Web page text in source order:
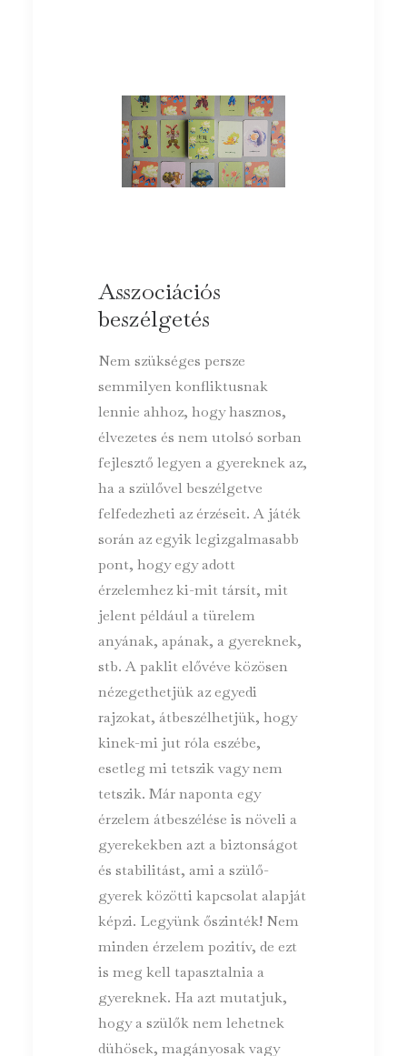
Asszociációs
beszélgetés
Nem szükséges persze
semmilyen konfliktusnak
lennie ahhoz, hogy hasznos,
élvezetes és nem utolsó sorban
fejlesztő legyen a gyereknek az,
ha a szülővel beszélgetve
felfedezheti az érzéseit. A játék
során az egyik legizgalmasabb
pont, hogy egy adott
érzelemhez ki-mit társít, mit
jelent például a türelem
anyának, apának, a gyereknek,
stb. A paklit elővéve közösen
nézegethetjük az egyedi
rajzokat, átbeszélhetjük, hogy
kinek-mi jut róla eszébe,
esetleg mi tetszik vagy nem
tetszik. Már naponta egy
érzelem átbeszélése is növeli a
gyerekekben azt a biztonságot
és stabilitást, ami a szülő-
gyerek közötti kapcsolat alapját
képzi. Legyünk őszinték! Nem
minden érzelem pozitív, de ezt
is meg kell tapasztalnia a
gyereknek. Ha azt mutatjuk,
hogy a szülők nem lehetnek
dühösek, magányosak vagy